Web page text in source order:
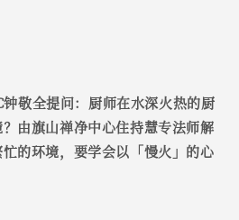
敬全提问：厨师在水深火热的厨
由旗山禅净中心住持慧专法师解
的环境，要学会以「慢火」的心